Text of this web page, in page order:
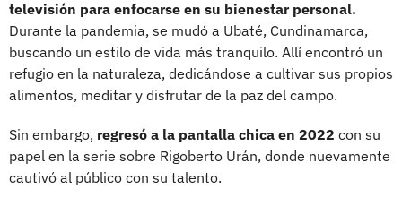
televisión para enfocarse en su bienestar personal.
Durante la pandemia, se mudó a Ubaté, Cundinamarca,
buscando un estilo de vida más tranquilo. Allí encontró un
refugio en la naturaleza, dedicándose a cultivar sus propios
alimentos, meditar y disfrutar de la paz del campo.
Sin embargo, regresó a la pantalla chica en 2022 con su
papel en la serie sobre Rigoberto Urán, donde nuevamente
cautivó al público con su talento.